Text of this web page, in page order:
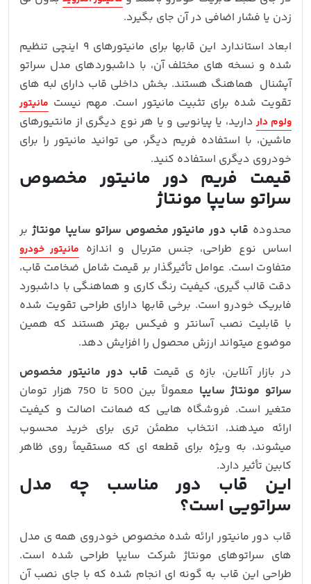
زدن یا فشار اضافی در آن جای بگیرد.
ابعاد استاندارد این قابها برای مانیتورهای ۹ اینچی تنظیم
شده و نسخه‌ های مختلف آن، با داشبوردهای مدل سراتو
آپشنال هماهنگ هستند. بخش داخلی قاب دارای لبه‌ های
تقویت‌ شده برای تثبیت مانیتور است. مهم نیست مانیتور
ولوم داردارید، یا پیانویی و یا هر نوع دیگری از مانتیورهای
ماشین، با استفاده فریم دیگر، می توانید مانیتور را برای
خودروی دیگری استفاده کنید.
قیمت فریم دور مانیتور مخصوص
سراتو سایپا مونتاژ
محدوده قاب دور مانیتور مخصوص سراتو سایپا مونتاژ بر
اساس نوع طراحی، جنس متریال و اندازه مانیتور خودرو
متفاوت است. عوامل تأثیرگذار بر قیمت شامل ضخامت قاب،
دقت قالب‌ گیری، کیفیت رنگ‌ کاری و هماهنگی با داشبورد
فابریک خودرو است. برخی قابها دارای طراحی تقویت‌ شده
با قابلیت نصب آسانتر و فیکس بهتر هستند که همین
موضوع میتواند ارزش محصول را افزایش دهد.
در بازار آنلاین، بازه‌ ی قیمت قاب دور مانیتور مخصوص
سراتو مونتاژ سایپا
معمولاً بین 500 تا 750 هزار تومان
متغیر است. فروشگاه‌ هایی که ضمانت اصالت و کیفیت
ارائه میدهند، انتخاب مطمئن‌ تری برای خرید محسوب
میشوند، به‌ ویژه برای قطعه‌ ای که مستقیماً روی ظاهر
کابین تأثیر دارد.
این قاب دور مناسب چه مدل
سراتویی است؟
قاب دور مانیتور ارائه‌ شده مخصوص خودروی همه ی مدل
های سراتوهای مونتاژ شرکت سایپا طراحی شده است.
طراحی این قاب به‌ گونه‌ ای انجام شده که با جای نصب آن